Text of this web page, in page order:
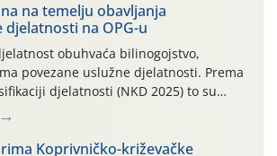
na temelju obavljanja
na OPG-u
obuhvaća bilinogojstvo,
povezane uslužne djelatnosti. Prema
djelatnosti (NKD 2025) to su
01.3, 01.4, 01.5 i 01.6. Djelatnost
proizvoda je svako djelovanje na
čiji je rezultat proizvod koji
Koprivničko-križevačke